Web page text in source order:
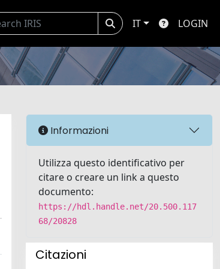
IT LOGIN
Informazioni
Utilizza questo identificativo per
citare o creare un link a questo
documento:
https://hdl.handle.net/20.500.117
68/20828
Citazioni